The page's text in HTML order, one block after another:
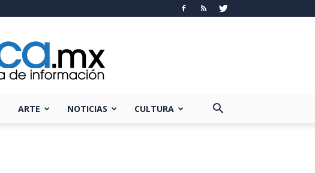
ARTE NOTICIAS CULTURA